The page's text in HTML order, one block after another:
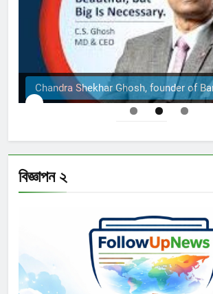
Ghosh, founder of Bandhan Bank
বিজ্ঞাপন ২